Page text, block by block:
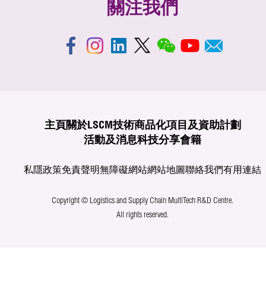
關注我們
主頁 關於LSCM技術商品化項目及資助計劃
活動及消息科技分享會籍
私隱政策免責聲明無障礙網站網站地圖聯絡我們有用連結
Copyright © Logistics and Supply Chain MultiTech R&D Centre.
All rights reserved.